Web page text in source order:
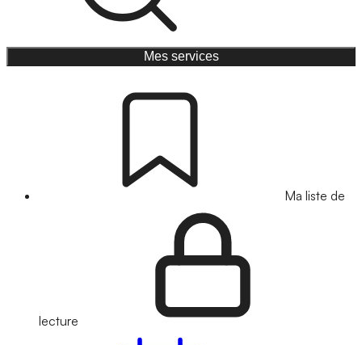
Mes services
Ma liste de
lecture